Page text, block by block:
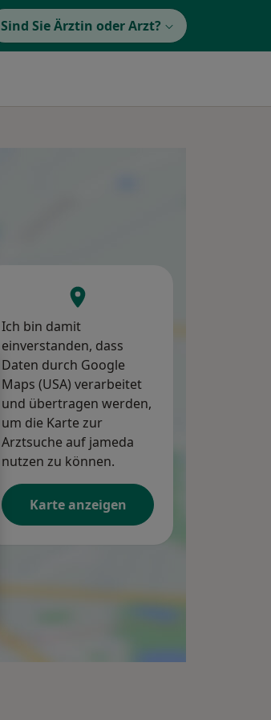
Sind Sie Ärztin oder Arzt?
Di,
11 Aug 12 Aug
Ich bin damit
einverstanden, dass
Daten durch Google
Maps (USA) verarbeitet
und übertragen werden,
um die Karte zur
Arztsuche auf jameda
nutzen zu können.
Karte anzeigen